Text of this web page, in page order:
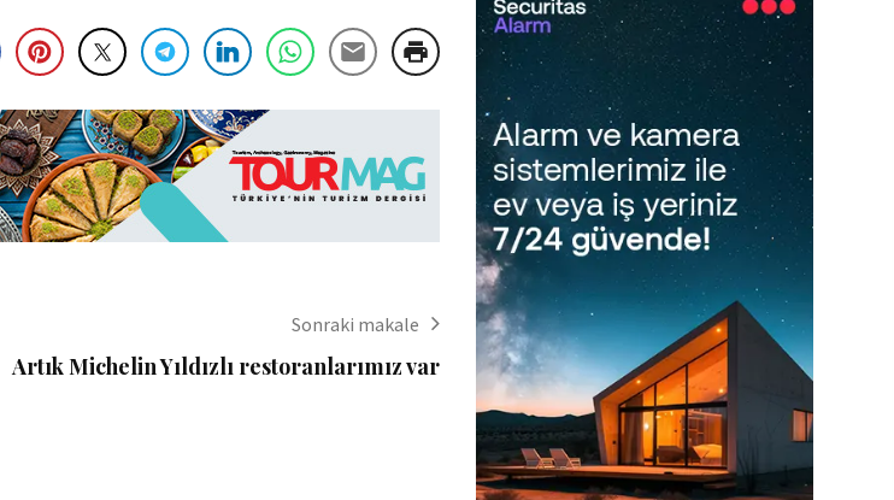
Sonraki makale
Artık Michelin Yıldızlı restoranlarımız var